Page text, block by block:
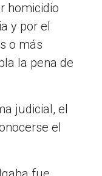
homicidio
y por el
o más
la pena de
judicial, el
el